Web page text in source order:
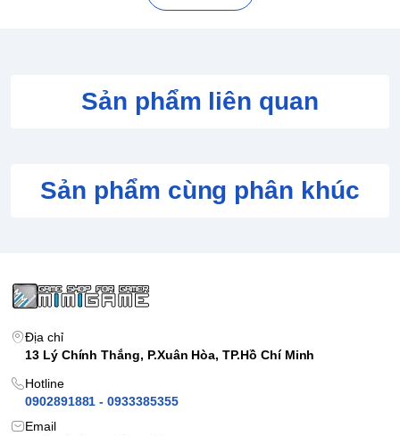
Sản phẩm liên quan
Sản phẩm cùng phân khúc
Địa chỉ
13 Lý Chính Thắng, P.Xuân Hòa, TP.Hồ Chí Minh
Hotline
0902891881 - 0933385355
Email